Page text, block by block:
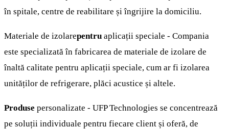
în spitale, centre de reabilitare și îngrijire la domiciliu.
Materiale de izolarepentru aplicații speciale - Compania
este specializată în fabricarea de materiale de izolare de
înaltă calitate pentru aplicații speciale, cum ar fi izolarea
unităților de refrigerare, plăci acustice și altele.
Produse personalizate - UFP Technologies se concentrează
pe soluții individuale pentru fiecare client și oferă, de